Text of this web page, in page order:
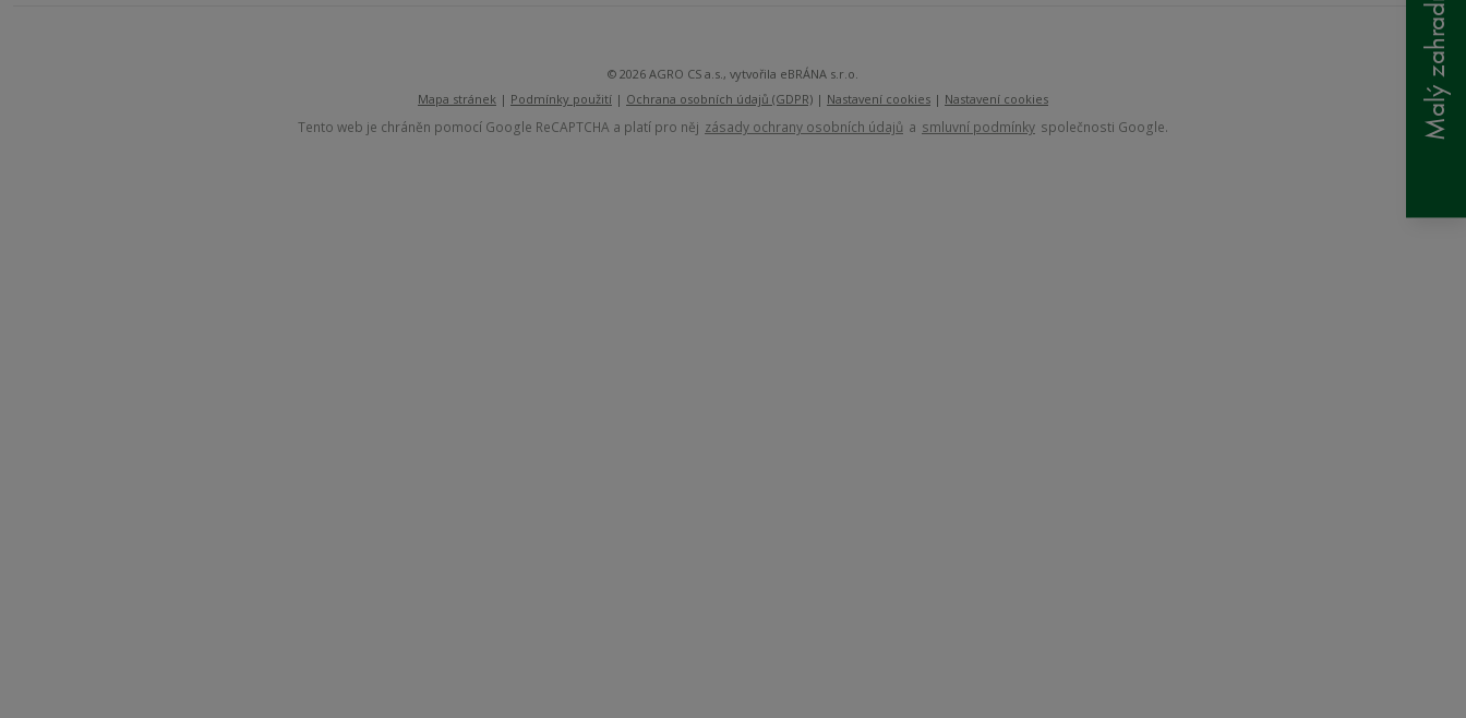
Malý zahradník
© 2026 AGRO CS a.s., vytvořila eBRÁNA s.r.o.
Mapa stránek | Podmínky použití | Ochrana osobních údajů (GDPR) | Nastavení cookies | Nastavení cookies
Tento web je chráněn pomocí Google ReCAPTCHA a platí pro něj zásady ochrany osobních údajů a smluvní podmínky společnosti Google.